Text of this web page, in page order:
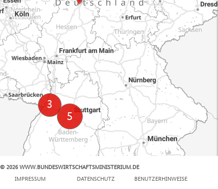
© 2026 WWW.BUNDESWIRTSCHAFTSMINISTERIUM.DE
IMPRESSUM
DATENSCHUTZ BENUTZERHINWEISE